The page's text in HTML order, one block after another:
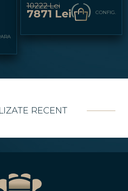
271X208CM
10222 Lei
7871 Lei CONFIG.
RECENT